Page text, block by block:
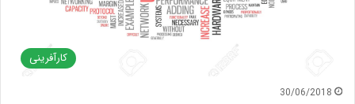
کارآفرینی
30/06/2018